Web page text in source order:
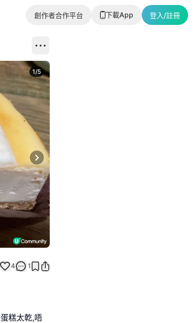
創作者合作平台 下載App 登入/註冊
Next slide
1/5
4 1
糕太亁,唔